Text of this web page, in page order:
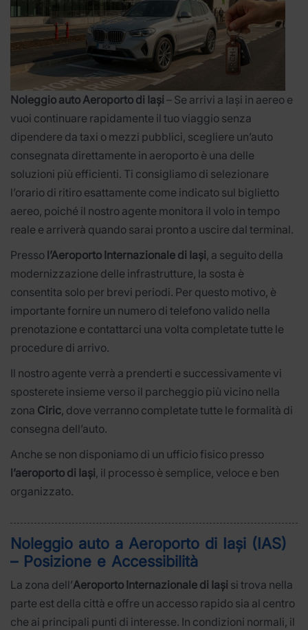
Noleggio auto Aeroporto di Iași – Se arrivi a Iași in aereo e
vuoi continuare rapidamente il tuo viaggio senza
dipendere da taxi o mezzi pubblici, scegliere un’auto
consegnata direttamente in aeroporto è una delle
soluzioni più efficienti. Ti consigliamo di selezionare
l’orario di ritiro esattamente come indicato sul biglietto
aereo, poiché il nostro agente monitora il volo in tempo
reale e arriverà quando sarai pronto a uscire dal terminal.
Presso l’Aeroporto Internazionale di Iași, a seguito della
modernizzazione delle infrastrutture, la sosta è
consentita solo per brevi periodi. Per questo motivo, è
importante fornire un numero di telefono valido nella
prenotazione e contattarci una volta completate tutte le
procedure di arrivo.
Il nostro agente verrà a prenderti e successivamente vi
sposterete insieme verso il parcheggio più vicino nella
zona Ciric, dove verranno completate tutte le formalità di
consegna dell’auto.
Anche se non disponiamo di un ufficio fisico presso
l’aeroporto di Iași, il processo è semplice, veloce e ben
organizzato.
Noleggio auto a Aeroporto di Iași (IAS)
– Posizione e Accessibilità
La zona dell’Aeroporto Internazionale di Iași si trova nella
parte est della città e offre un accesso rapido sia al centro
che ai principali punti di interesse. In condizioni normali, il